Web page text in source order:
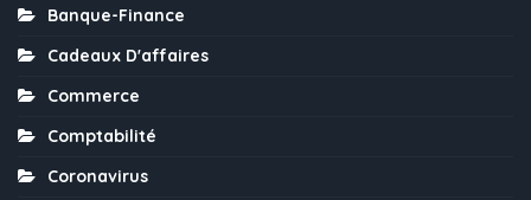
Banque-Finance
Cadeaux D'affaires
Commerce
Comptabilité
Coronavirus